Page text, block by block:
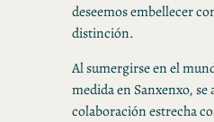
deseemos embellecer
distinción.
Al sumergirse en el
medida en Sanxenxo, se
colaboración estrecha